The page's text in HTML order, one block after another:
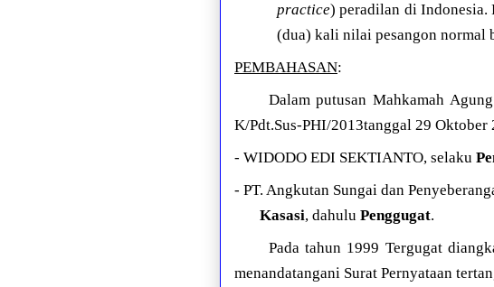
practice) peradilan di Indonesia.
(dua) kali nilai pesangon normal
PEMBAHASAN:
Dalam putusan Mahkamah
K/Pdt.Sus-PHI/2013tanggal 29 Oktober
- WIDODO EDI SEKTIANTO, selaku
- PT. Angkutan Sungai dan
Kasasi, dahuluPenggugat.
Pada tahun 1999 Tergugat
menandatangani Surat Pernyataan